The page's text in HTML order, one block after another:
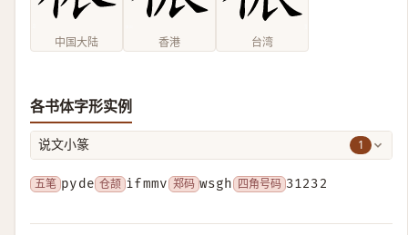
中国大陆 香港 台湾
各书体字形实例
说文小篆 1
五笔 pyde 仓颉 ifmmv 郑码 wsgh 四角号码 31232